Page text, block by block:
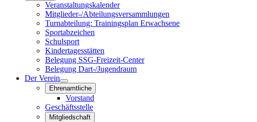
Veranstaltungskalender
Mitglieder-/Abteilungsversammlungen
Turnabteilung: Trainingsplan Erwachsene
Sportabzeichen
Schulsport
Kindertagesstätten
Belegung SSG-Freizeit-Center
Belegung Dart-/Jugendraum
Der Verein
Ehrenamtliche
Vorstand
Geschäftsstelle
Mitgliedschaft